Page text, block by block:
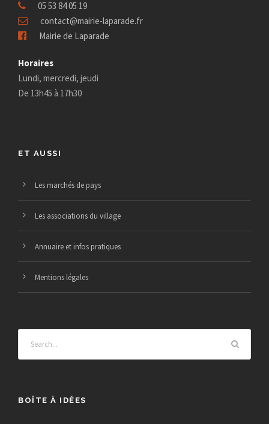
05 53 84 05 19
contact@mairie-laparade.fr
Mairie de Laparade
Horaires
Lundi, mercredi, jeudi
De 13h45 à 17h30
ET AUSSI
Les marchés de pays
Les associations du village
Annuaire et infos pratiques
Mentions légales
BOÎTE À IDÉES